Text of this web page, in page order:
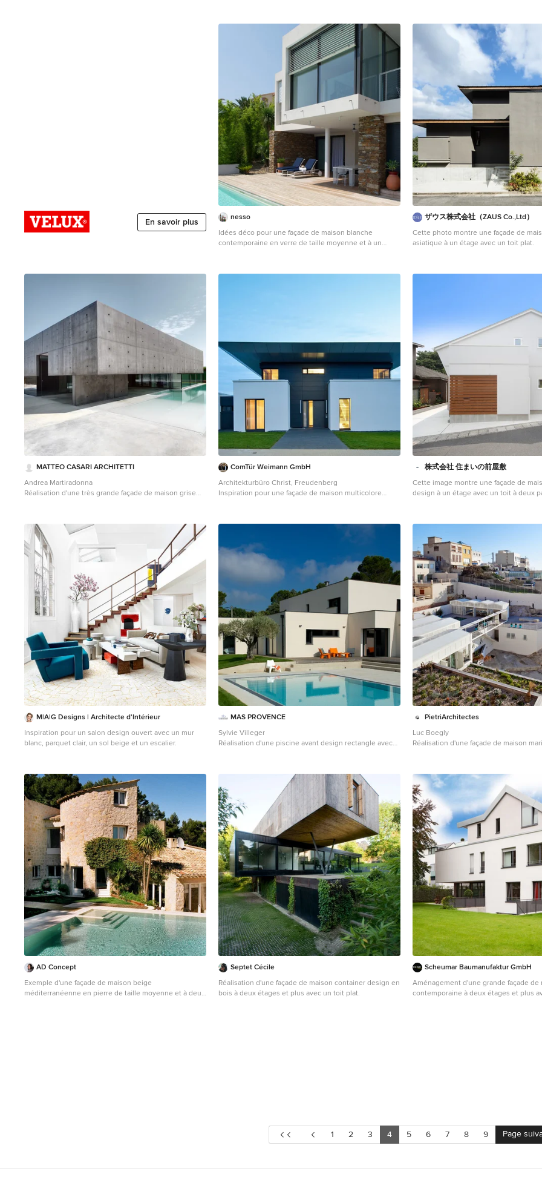
En savoir plus
nesso
Idées déco pour une façade de maison blanche
contemporaine en verre de taille moyenne et à un
ザウス株式会社（ZAUS Co.,Ltd）
Cette photo montre une façade de
asiatique à un étage avec un toit plat.
MATTEO CASARI ARCHITETTI
Andrea Martiradonna
Réalisation d'une très grande façade de maison grise
ComTür Weimann GmbH
Architekturbüro Christ, Freudenberg
Inspiration pour une façade de maison multicolore
株式会社 住まいの前屋敷
Cette image montre une façade de
design à un étage avec un toit à deux
M|A|G Designs | Architecte d'Intérieur
Inspiration pour un salon design ouvert avec un mur
blanc, parquet clair, un sol beige et un escalier.
MAS PROVENCE
Sylvie Villeger
Réalisation d'une piscine avant design rectangle avec
PietriArchitectes
Luc Boegly
Réalisation d'une façade de maison
AD Concept
Exemple d'une façade de maison beige
méditerranéenne en pierre de taille moyenne et à deux
Septet Cécile
Réalisation d'une façade de maison container design en
bois à deux étages et plus avec un toit plat.
Scheumar Baumanufaktur GmbH
Aménagement d'une grande façade de
contemporaine à deux étages et plus
1 2 3 4 5 6 7 8 9 Page